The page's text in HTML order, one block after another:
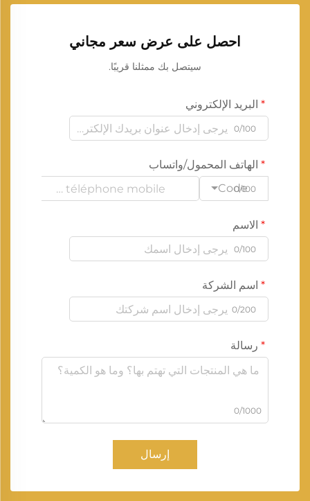
احصل على عرض سعر مجاني
سيتصل بك ممثلنا قريبًا.
البريد الإلكتروني
0/100
الهاتف المحمول/واتساب
Code
0/100
الاسم
0/100
اسم الشركة
0/200
رسالة
0/1000
إرسال